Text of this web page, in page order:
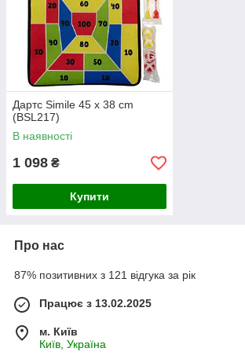
Дартс Simile 45 x 38 cm
(BSL217)
В наявності
1 098 ₴
Купити
Про нас
87% позитивних з 121 відгука за рік
Працює з 13.02.2025
м. Київ
Київ, Україна